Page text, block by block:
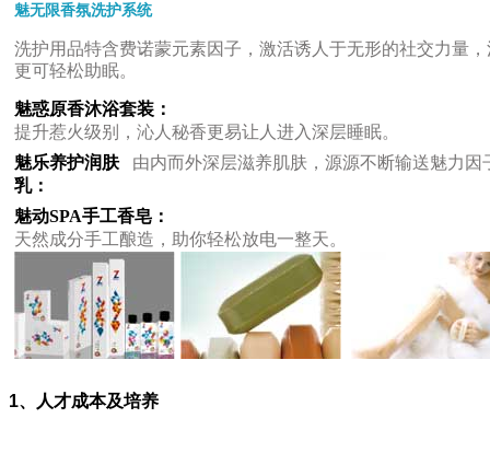
魅无限香氛洗护系统
洗护用品特含费诺蒙元素因子，激活诱人于无形的社交力量
更可轻松助眠。
魅惑原香沐浴套装：
提升惹火级别，沁人秘香更易让人进入深层睡眠。
魅乐养护润肤
乳：
由内而外深层滋养肌肤，源源不断输送魅力因
魅动SPA手工香皂：
天然成分手工酿造，助你轻松放电一整天。
1、人才成本及培养